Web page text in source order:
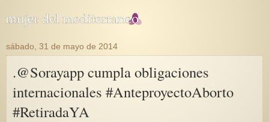
sábado, 31 de mayo de 2014
.@Sorayapp cumpla obligaciones
internacionales #AnteproyectoAborto
#RetiradaYA